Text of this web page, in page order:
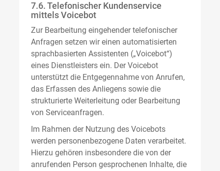
7.6. Telefonischer Kundenservice
mittels Voicebot
Zur Bearbeitung eingehender telefonischer
Anfragen setzen wir einen automatisierten
sprachbasierten Assistenten („Voicebot“)
eines Dienstleisters ein. Der Voicebot
unterstützt die Entgegennahme von Anrufen,
das Erfassen des Anliegens sowie die
strukturierte Weiterleitung oder Bearbeitung
von Serviceanfragen.
Im Rahmen der Nutzung des Voicebots
werden personenbezogene Daten verarbeitet.
Hierzu gehören insbesondere die von der
anrufenden Person gesprochenen Inhalte, die